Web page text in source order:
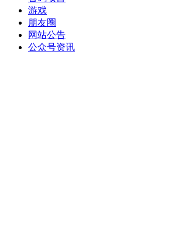
游戏
朋友圈
网站公告
公众号资讯